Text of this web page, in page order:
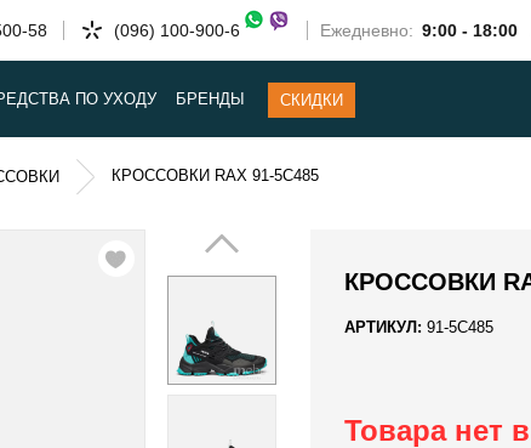
58 (096) 100-900-6 Ежедневно: 9:00 - 18:00
ПО УХОДУ БРЕНДЫ СКИДКИ
КРОССОВКИ RAX 91-5C485
КРОССОВКИ
АРТИКУЛ: 91-5C485
Товара нет